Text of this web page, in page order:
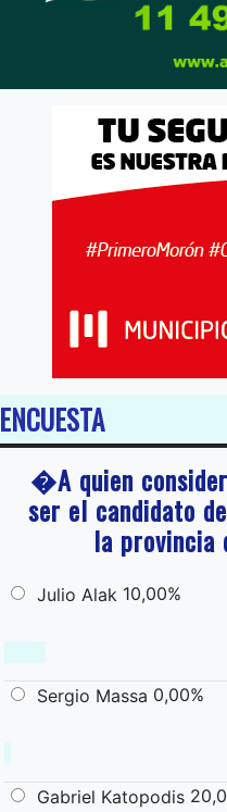
ENCUESTA
�A quien
ser el candidato
la provincia
Julio Alak 10,00%
Sergio Massa 0,00%
Gabriel Katopodis